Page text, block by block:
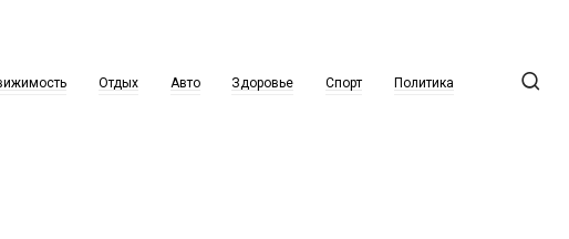
Отдых Авто Здоровье Спорт Политика